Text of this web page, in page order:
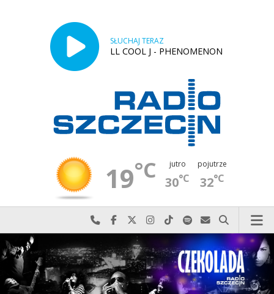
SŁUCHAJ TERAZ
LL COOL J - PHENOMENON
19°C jutro
30°C
pojutrze
32°C
Najlepiej po prostu do nas zadzwoń
Odwiedź nas na Facebook-u
Odwiedź nas na X
Odwiedź nas na Instagram-ie
Odwiedź nas na TikTok-u
Szukaj nas na Spotify
Wyślij do nas
Szukaj